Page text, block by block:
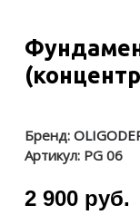
Бренд:
Артикул: PG 06
2 900 руб.